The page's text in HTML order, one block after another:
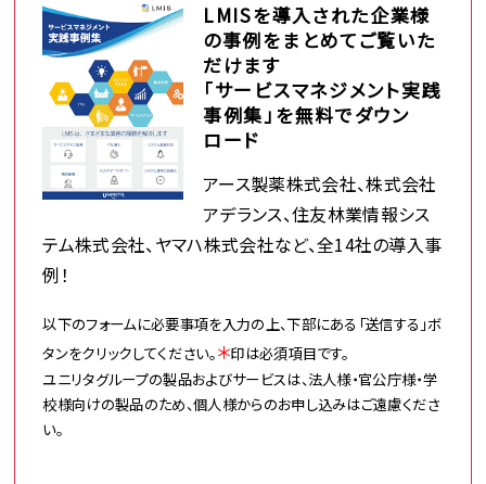
LMISを導入された企業様
の事例をまとめてご覧いた
だけます
「サービスマネジメント実践
事例集」を無料でダウン
ロード
アース製薬株式会社、株式会社
アデランス、住友林業情報シス
テム株式会社、ヤマハ株式会社など、全14社の導入事
例！
以下のフォームに必要事項を入力の上、下部にある「送信する」ボ
タンをクリックしてください。＊印は必須項目です。
ユニリタグループの製品およびサービスは、法人様・官公庁様・学
校様向けの製品のため、個人様からのお申し込みはご遠慮くださ
い。